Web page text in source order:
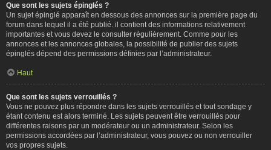
Que sont les sujets épinglés ?
Un sujet épinglé apparaît en dessous des annonces sur la première page du
forum dans lequel il a été publié. il contient des informations relativement
importantes et vous devez le consulter régulièrement. Comme pour les
annonces et les annonces globales, la possibilité de publier des sujets
épinglés dépend des permissions définies par l’administrateur.
Haut
Que sont les sujets verrouillés ?
Vous ne pouvez plus répondre dans les sujets verrouillés et tout sondage y
étant contenu est alors terminé. Les sujets peuvent être verrouillés pour
différentes raisons par un modérateur ou un administrateur. Selon les
permissions accordées par l’administrateur, vous pouvez ou non verrouiller
vos propres sujets.